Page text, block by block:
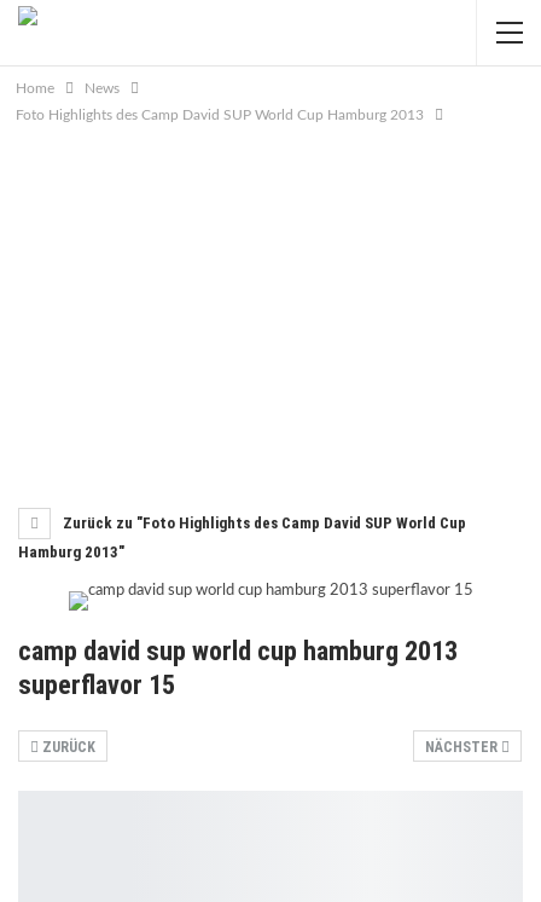
Home
News
Foto Highlights des Camp David SUP World Cup Hamburg 2013
Zurück zu "Foto Highlights des Camp David SUP World Cup
Hamburg 2013"
camp david sup world cup hamburg 2013
superflavor 15
NÄCHSTER
ZURÜCK